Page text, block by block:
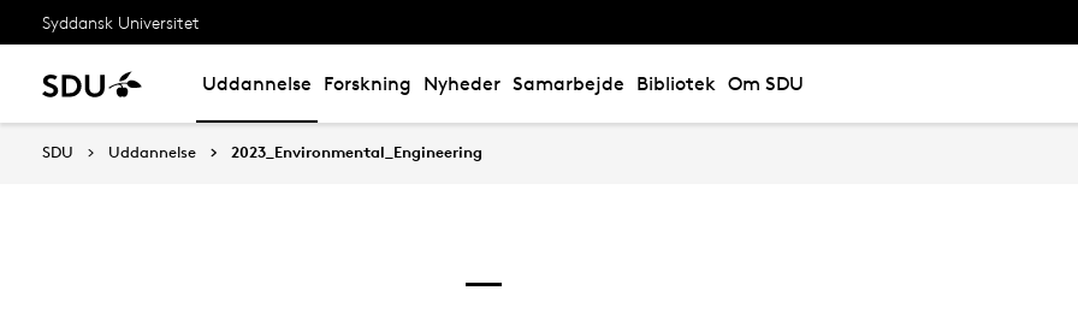
Syddansk Universitet
Uddannelse Forskning Nyheder Samarbejde Bibliotek Om SDU
SDU Uddannelse 2023_Environmental_Engineering